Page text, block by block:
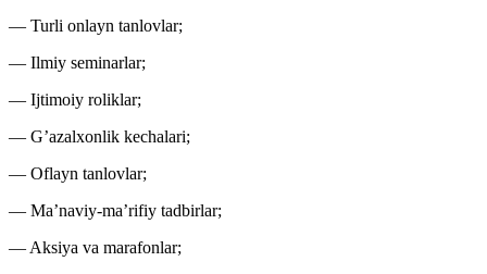
— Turli onlayn tanlovlar;
— Ilmiy seminarlar;
— Ijtimoiy roliklar;
— G’azalxonlik kechalari;
— Oflayn tanlovlar;
— Ma’naviy-ma’rifiy tadbirlar;
— Aksiya va marafonlar;